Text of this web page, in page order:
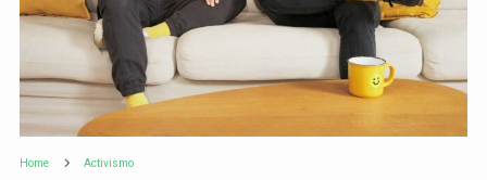
Home Activismo